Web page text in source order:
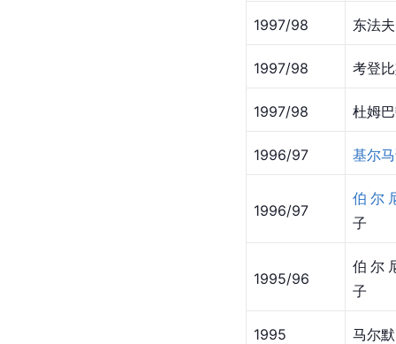
1997/98 东法夫
1997/98 考登
1997/98 杜姆
1996/97 基尔
1996/97
伯尔
子
1995/96
伯尔
子
1995 马尔默